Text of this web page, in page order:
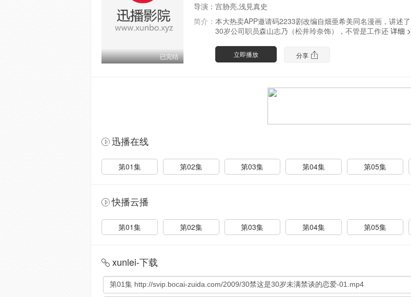
已完结
导演： 宫胁亮,浅見真史
简介： 本大热卖APP邀请码2233剧改编自畑亜希美同名漫画，讲述了
30岁公司职员森山志乃（松井玲奈饰），不管是工作还 详细 >
立即播放 分享
迅播在线
第01集 第02集 第03集 第04集 第05集
快播云播
第01集 第02集 第03集 第04集 第05集
xunlei-下载